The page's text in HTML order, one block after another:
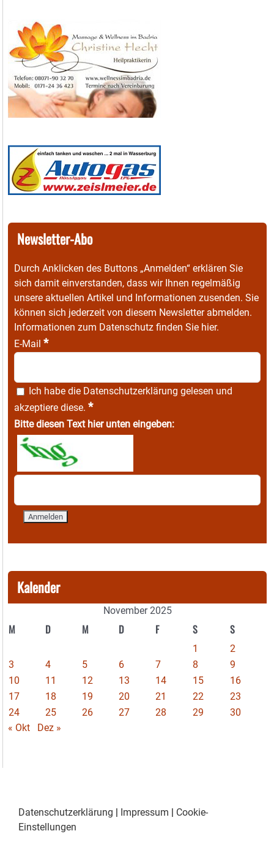
Newsletter-Abo
Durch Anklicken des Buttons „Anmelden“ erklären Sie
sich damit einverstanden, dass wir Ihnen regelmäßig
unsere aktuellen Artikel und Informationen zusenden. Sie
können sich jederzeit von diesem Newsletter abmelden.
Informationen zum Datenschutz finden Sie hier.
E-Mail *
Ich habe die Datenschutzerklärung gelesen und
akzeptiere diese. *
Bitte diesen Text hier unten eingeben:
Kalender
November 2025
M D M D F S S
1
2
3
4 5 6 7 8
9
10
11 12 13 14 15
16
17
18 19 20 21 22
23
24
25 26 27 28 29
30
« Okt
Dez »
Datenschutzerklärung | Impressum | Cookie-
Einstellungen